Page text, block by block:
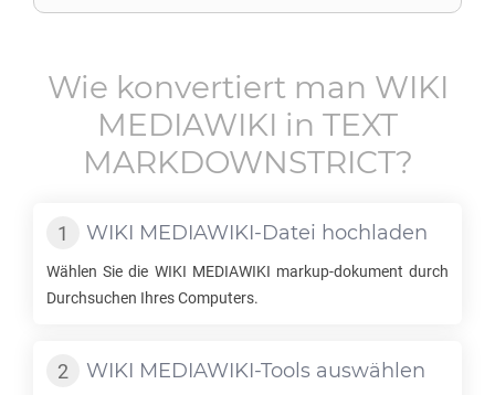
Wie konvertiert man WIKI
MEDIAWIKI in TEXT
MARKDOWNSTRICT?
WIKI MEDIAWIKI-Datei hochladen
Wählen Sie die WIKI MEDIAWIKI markup-dokument durch
Durchsuchen Ihres Computers.
WIKI MEDIAWIKI-Tools auswählen